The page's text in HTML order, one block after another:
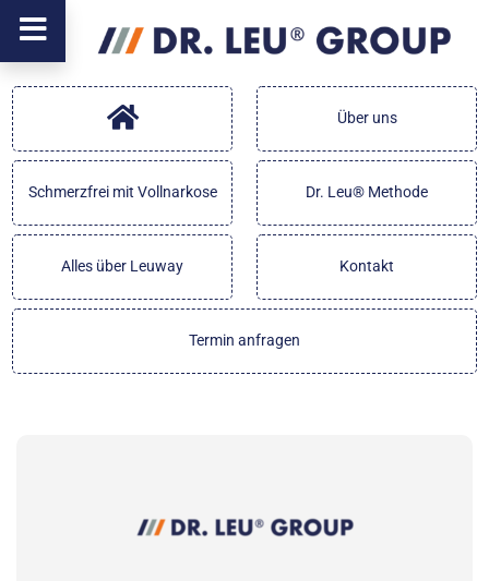
Über uns
Schmerzfrei mit Vollnarkose Dr. Leu® Methode
Alles über Leuway Kontakt
Termin anfragen